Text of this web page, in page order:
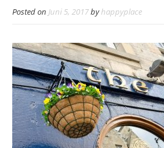
Posted on Juni 5, 2017byhappyplace